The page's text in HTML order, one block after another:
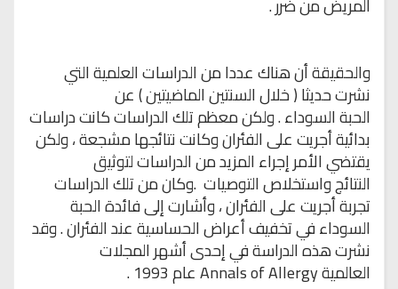
المريض من ضرر.
والحقيقة أن هناكعددا من الدراسات العلمية التي
نشرت حديثا ( خلال السنتين الماضيتين ) عن
الحبةالسوداء.ولكن معظم تلك الدراسات كانت دراسات
بدائية أجريت على الفئرانوكانت نتائجها مشجعة ، ولكن
يقتضي الأمر إجراء المزيد من الدراسات لتوثيق
النتائجواستخلاص التوصيات .وكان من تلك الدراسات
تجربة أجريت على الفئران ،وأشارت إلى فائدة الحبة
السوداء في تخفيف أعراض الحساسية عند الفئران . وقد
نشرتهذه الدراسة في إحدى أشهر المجلات
العالميةAnnals of Allergyعام 1993
.